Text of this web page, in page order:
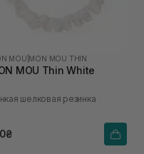
MOU MON MOU THIN
MOU Thin White
шелковая резинка